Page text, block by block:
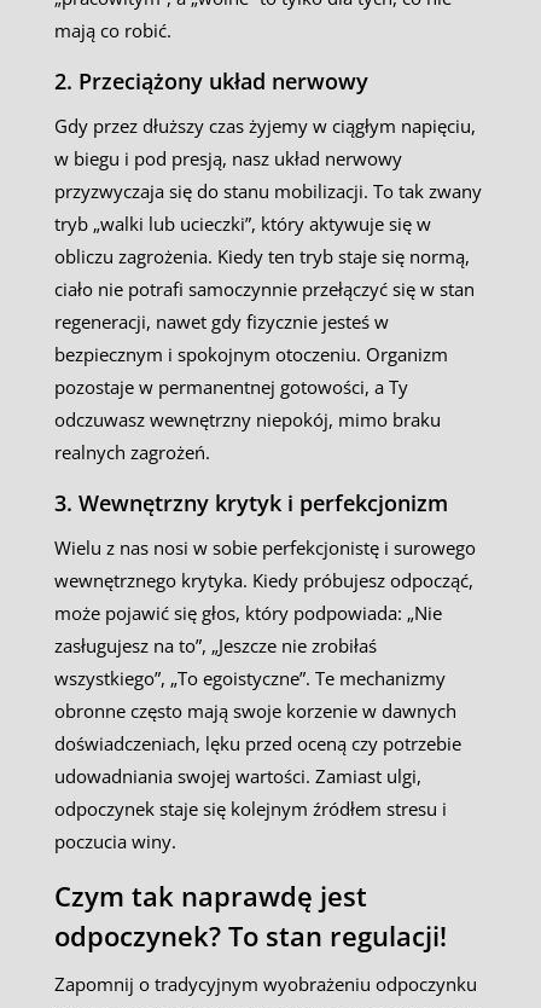
mają co robić.
2. Przeciążony układ nerwowy
Gdy przez dłuższy czas żyjemy w ciągłym napięciu,
w biegu i pod presją, nasz układ nerwowy
przyzwyczaja się do stanu mobilizacji. To tak zwany
tryb „walki lub ucieczki”, który aktywuje się w
obliczu zagrożenia. Kiedy ten tryb staje się normą,
ciało nie potrafi samoczynnie przełączyć się w stan
regeneracji, nawet gdy fizycznie jesteś w
bezpiecznym i spokojnym otoczeniu. Organizm
pozostaje w permanentnej gotowości, a Ty
odczuwasz wewnętrzny niepokój, mimo braku
realnych zagrożeń.
3. Wewnętrzny krytyk i perfekcjonizm
Wielu z nas nosi w sobie perfekcjonistę i surowego
wewnętrznego krytyka. Kiedy próbujesz odpocząć,
może pojawić się głos, który podpowiada: „Nie
zasługujesz na to”, „Jeszcze nie zrobiłaś
wszystkiego”, „To egoistyczne”. Te mechanizmy
obronne często mają swoje korzenie w dawnych
doświadczeniach, lęku przed oceną czy potrzebie
udowadniania swojej wartości. Zamiast ulgi,
odpoczynek staje się kolejnym źródłem stresu i
poczucia winy.
Czym tak naprawdę jest
odpoczynek? To stan regulacji!
Zapomnij o tradycyjnym wyobrażeniu odpoczynku